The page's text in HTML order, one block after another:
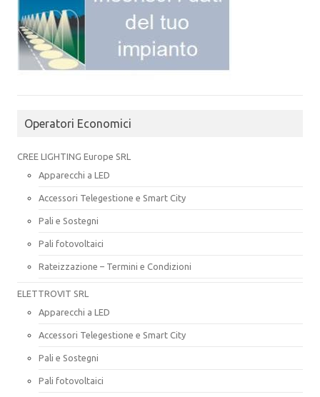
Operatori Economici
CREE LIGHTING Europe SRL
Apparecchi a LED
Accessori Telegestione e Smart City
Pali e Sostegni
Pali fotovoltaici
Rateizzazione – Termini e Condizioni
ELETTROVIT SRL
Apparecchi a LED
Accessori Telegestione e Smart City
Pali e Sostegni
Pali fotovoltaici